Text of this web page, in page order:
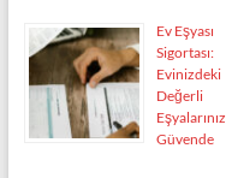
Ev Eşyası
Sigortası:
Evinizdeki
Değerli
Eşyalarınız
Güvende